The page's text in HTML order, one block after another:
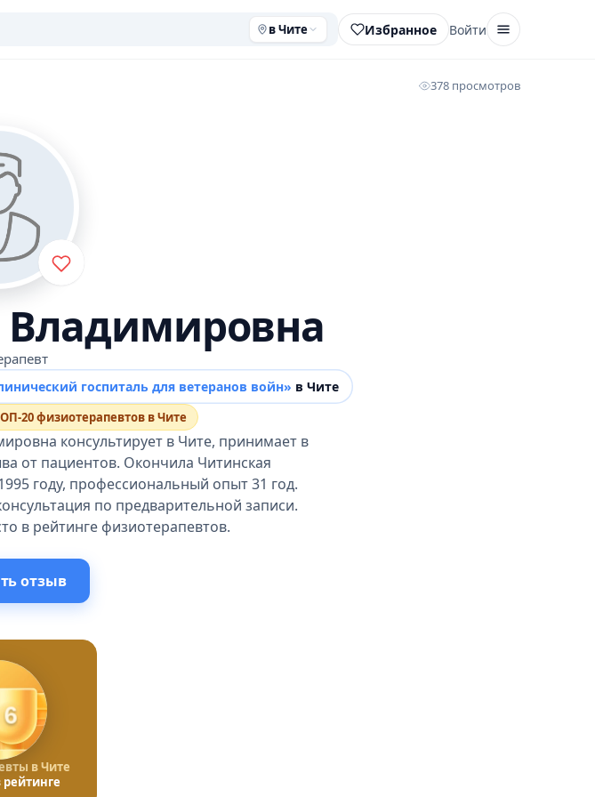
в Чите Избранное Войти
378 просмотров
Владимировна
госпиталь для ветеранов войн» в Чите
20 физиотерапевтов в Чите
консультирует в Чите, принимает в
от пациентов. Окончила Читинская
году, профессиональный опыт 31 год.
по предварительной записи.
в рейтинге физиотерапевтов.
отзыв
6
в Чите
рейтинге